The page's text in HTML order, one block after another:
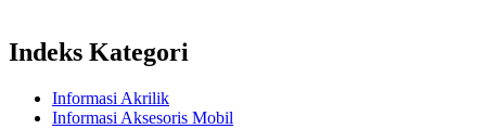
Indeks Kategori
Informasi Akrilik
Informasi Aksesoris Mobil